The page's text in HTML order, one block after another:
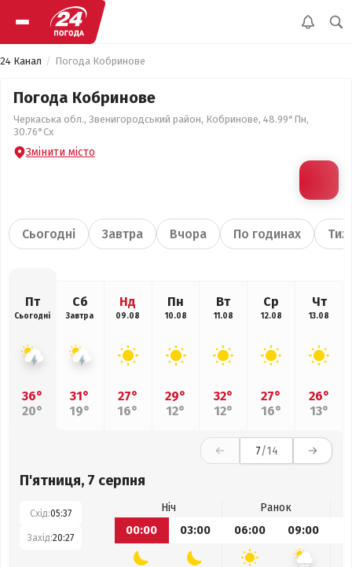
24 Канал Погода Кобринове
Погода Кобринове
Черкаська обл., Звенигородський район, Кобринове, 48.99°Пн,
30.76°Сх
Змінити місто
Сьогодні Завтра Вчора По годинах
Пт
Сьогодні
36°
20°
Сб
Завтра
31°
19°
Нд
09.08
27°
16°
Пн
10.08
29°
12°
Вт
11.08
32°
12°
Ср
12.08
27°
16°
Чт
13.08
26°
13°
7/14
П'ятниця, 7 серпня
Схід:05:37
Захід:20:27
Ніч
Ранок
00:00
03:00 06:00 09:00